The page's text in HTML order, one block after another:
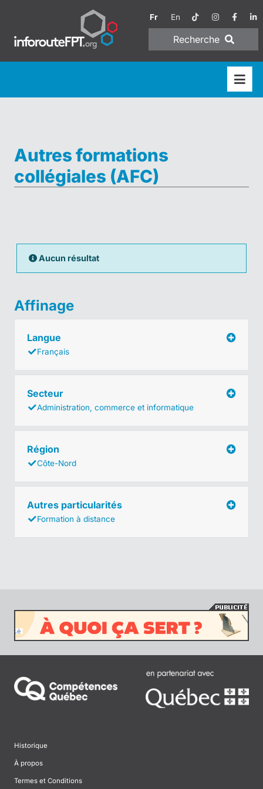
Fr En
Recherche
Autres formations
collégiales (AFC)
Aucun résultat
Affinage
Langue
Français
Secteur
Administration, commerce et informatique
Région
Côte-Nord
Autres particularités
Formation à distance
Historique
À propos
Termes et Conditions